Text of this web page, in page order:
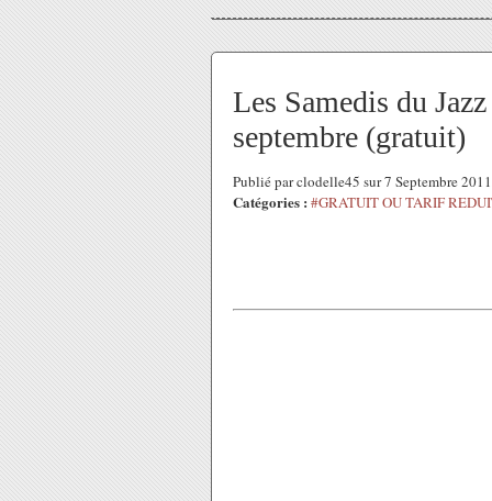
Les Samedis du
septembre (gratuit)
Publié par clodelle45 sur 7 Septembre
Catégories : #GRATUIT OU TARIF